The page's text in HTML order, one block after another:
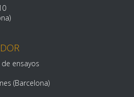
ensayos
(Barcelona)